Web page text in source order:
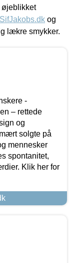
øjeblikket
SifJakobs.dk og
lækre smykker.
-
– rettede
og
solgte på
mennesker
spontanitet,
Klik her for